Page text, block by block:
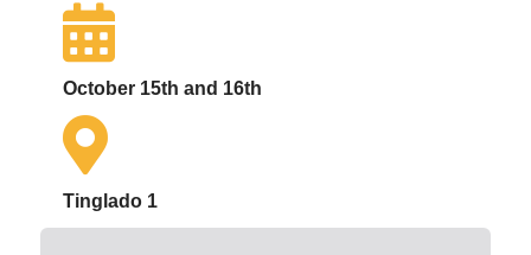
October 15th and 16th
Tinglado 1